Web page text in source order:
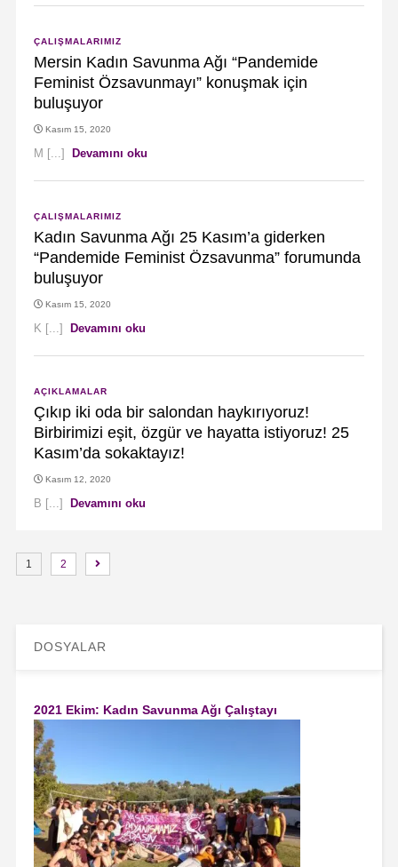
ÇALIŞMALARIMIZ
Mersin Kadın Savunma Ağı “Pandemide
Feminist Özsavunmayı” konuşmak için
buluşuyor
Kasım 15, 2020
M [...] Devamını oku
ÇALIŞMALARIMIZ
Kadın Savunma Ağı 25 Kasım’a giderken
“Pandemide Feminist Özsavunma” forumunda
buluşuyor
Kasım 15, 2020
K [...] Devamını oku
AÇIKLAMALAR
Çıkıp iki oda bir salondan haykırıyoruz!
Birbirimizi eşit, özgür ve hayatta istiyoruz! 25
Kasım’da sokaktayız!
Kasım 12, 2020
B [...] Devamını oku
1 2
DOSYALAR
2021 Ekim: Kadın Savunma Ağı Çalıştayı